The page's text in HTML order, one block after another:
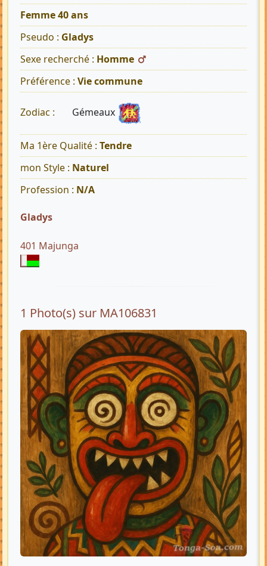
Femme 40 ans
Pseudo : Gladys
Sexe recherché : Homme
Préférence : Vie commune
Zodiac : Gémeaux
Ma 1ère Qualité : Tendre
mon Style : Naturel
Profession : N/A
Gladys
401 Majunga
1 Photo(s) sur MA106831